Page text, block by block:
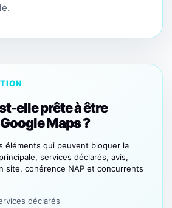
elle prête à être
Maps ?
éléments qui peuvent bloquer la
services déclarés, avis,
site, cohérence NAP et concurrents
déclarés